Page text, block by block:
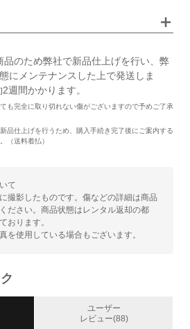
のため弊社で新品仕上げを行い、弊
にメンテナンスした上で発送しま
週間かかります。
も完全に取り切れない傷がございますので予めご了承
品仕上げを行うため、購入手続き完了後にご案内する
（送料着払）
て
撮影したものです。傷などの詳細は商品
ださい。商品状態はレンタル返却の都
おります。
を使用している場合もございます。
ユーザー
レビュー(88)